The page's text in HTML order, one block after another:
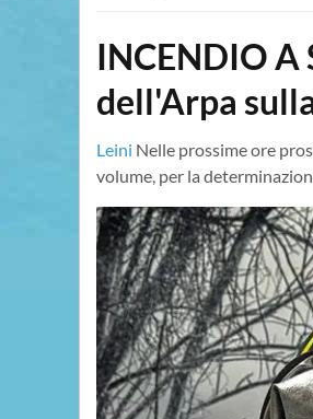
INCENDIO A
dell'Arpa
Leini Nelle prossime ore
volume, per la